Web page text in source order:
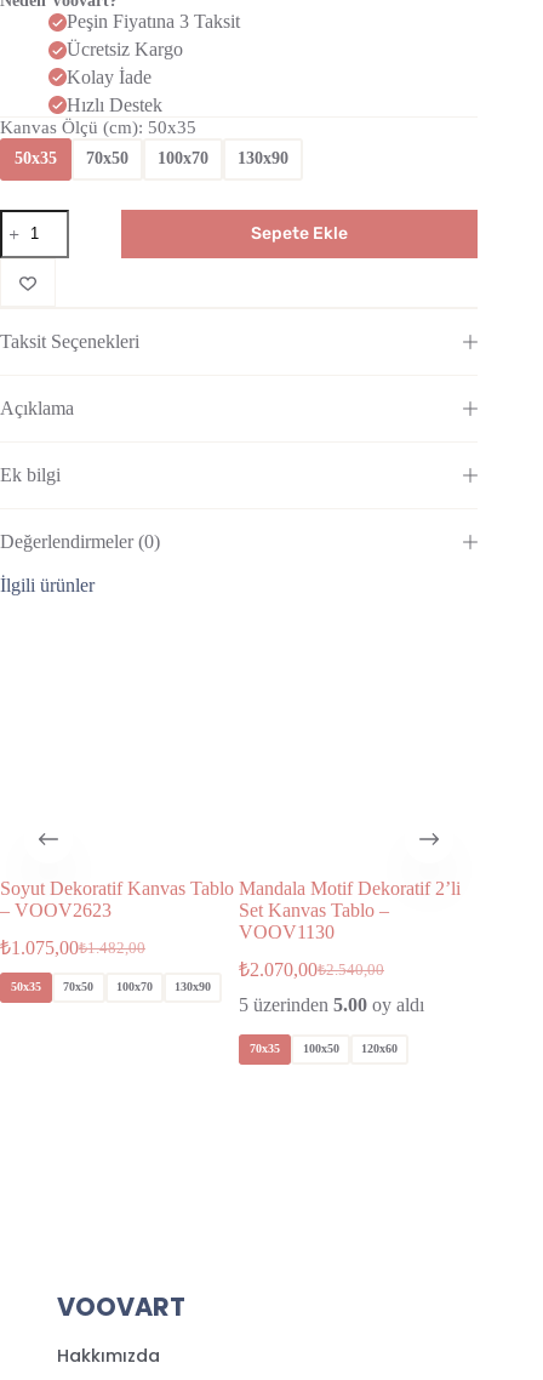
Peşin Fiyatına 3 Taksit
Ücretsiz Kargo
Kolay İade
Hızlı Destek
Kanvas Ölçü (cm): 50x35
50x35 70x50 100x70 130x90
Sepete Ekle
Taksit Seçenekleri
Açıklama
Ek bilgi
Değerlendirmeler (0)
İlgili ürünler
Soyut Dekoratif Kanvas Tablo
– VOOV2623
₺1.482,00
₺1.075,00
50x35 70x50 100x70 130x90
Mandala Motif Dekoratif 2’li
Set Kanvas Tablo –
VOOV1130
₺2.540,00
₺2.070,00
5 üzerinden5.00 oy aldı
70x35 100x50 120x60
VOOVART
Hakkımızda